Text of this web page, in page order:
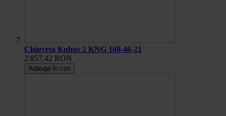
Chiuveta Kubus 2 KNG 160-46-21
2.857,42 RON
Adauga în cos